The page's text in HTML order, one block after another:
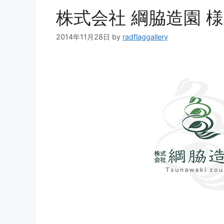
株式会社 綱脇造園
2014年11月28日 by radflaggallery